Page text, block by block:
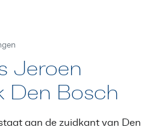
Jeroen
Den Bosch
aan de zuidkant van Den